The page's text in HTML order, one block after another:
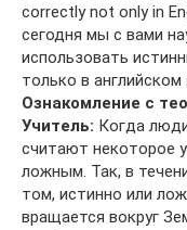
correctly not only in
сегодня мы с вами
использовать
только в
Ознакомление с
Учитель: Когда
считают некоторое
ложным. Так, в
том, истинно или
вращается вокруг